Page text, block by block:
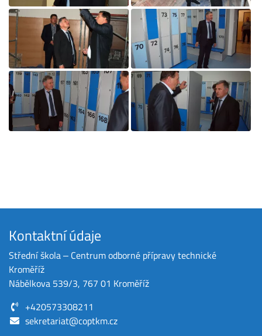
Kontaktní údaje
Střední škola ‒ Centrum odborné přípravy technické
Kroměříž
Nábělkova 539/3, 767 01 Kroměříž
+420573308211
sekretariat@coptkm.cz